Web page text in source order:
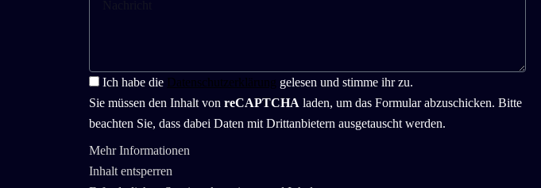
Ich habe die Datenschutzerklärung gelesen und stimme ihr zu.
Sie müssen den Inhalt von reCAPTCHA laden, um das Formular abzuschicken. Bitte
beachten Sie, dass dabei Daten mit Drittanbietern ausgetauscht werden.
Mehr Informationen
Inhalt entsperren